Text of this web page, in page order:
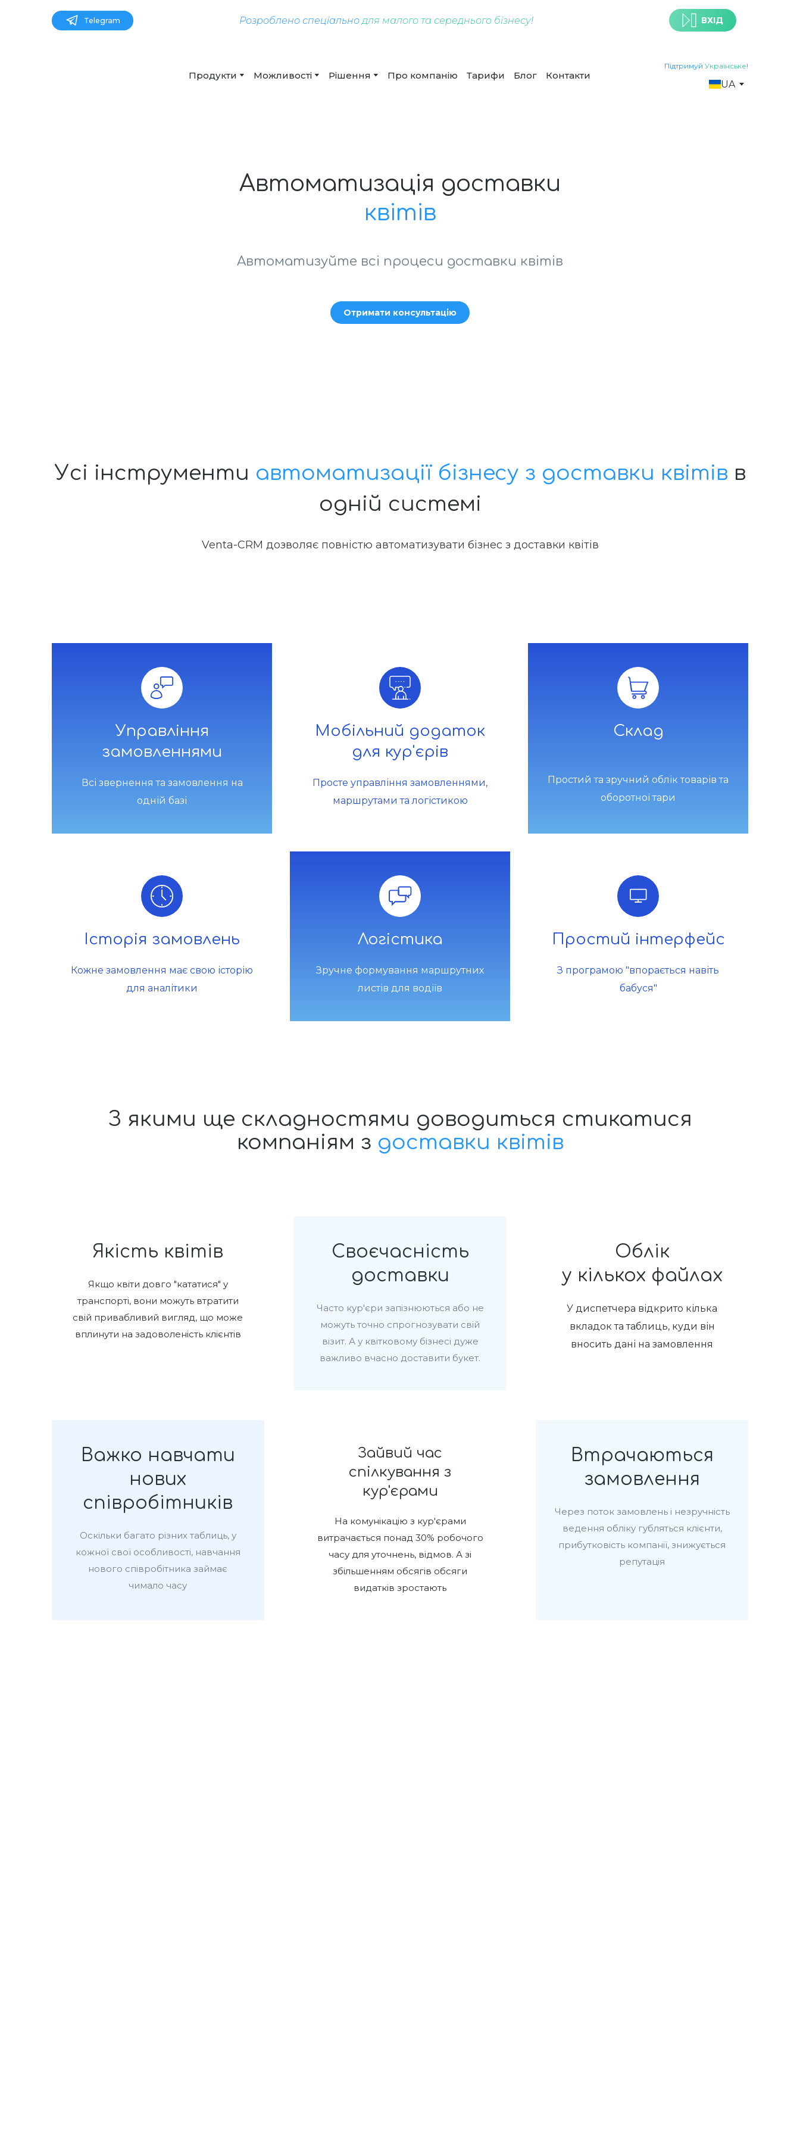
Telegram Розроблено спеціальнодля малого та середнього бізнесу! ВХІД
Продукти Можливості Рішення Про компанію Тарифи Блог Контакти
Підтримуй Українське!
UA
Автоматизація доставки
квітів
Автоматизуйте всі процеси доставки квітів
Отримати консультацію
Усі інструменти автоматизації бізнесу з доставки квітів в
одній системі
Venta-CRM дозволяє повністю автоматизувати бізнес з доставки квітів
Управління
замовленнями
Всі звернення та замовлення на
одній базі
Мобільний додаток
для кур'єрів
Просте управління замовленнями,
маршрутами та логістикою
Склад
Простий та зручний облік товарів та
оборотної тари
Історія замовлень
Кожне замовлення має свою історію
для аналітики
Логістика
Зручне формування маршрутних
листів для водіїв
Простий інтерфейс
З програмою "впорається навіть
бабуся"
З якими ще складностями доводиться стикатися
компаніям з доставки квітів
Якість квітів
Якщо квіти довго "кататися" у
транспорті, вони можуть втратити
свій привабливий вигляд, що може
вплинути на задоволеність клієнтів
Своєчасність
доставки
Часто кур'єри запізнюються або не
можуть точно спрогнозувати свій
візит. А у квітковому бізнесі дуже
важливо вчасно доставити букет.
Облік
у кількох файлах
У диспетчера відкрито кілька
вкладок та таблиць, куди він
вносить дані на замовлення
Важко навчати
нових
співробітників
Оскільки багато різних таблиць, у
кожної свої особливості, навчання
нового співробітника займає
чимало часу
Зайвий час
спілкування з
кур'єрами
На комунікацію з кур'єрами
витрачається понад 30% робочого
часу для уточнень, відмов. А зі
збільшенням обсягів обсяги
видатків зростають
Втрачаються
замовлення
Через поток замовлень і незручність
ведення обліку губляться клієнти,
прибутковість компанії, знижується
репутація